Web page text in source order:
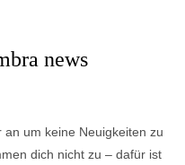
news
um keine Neuigkeiten zu
dich nicht zu – dafür ist